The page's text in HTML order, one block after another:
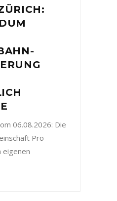
06.08.2026: Die
Pro
eigenen